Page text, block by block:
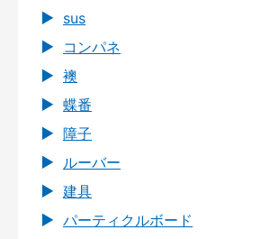
sus
コンパネ
襖
蝶番
障子
ルーバー
建具
パーティクルボード